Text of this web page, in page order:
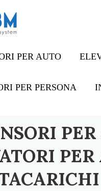
PER AUTO
PER PERSONA